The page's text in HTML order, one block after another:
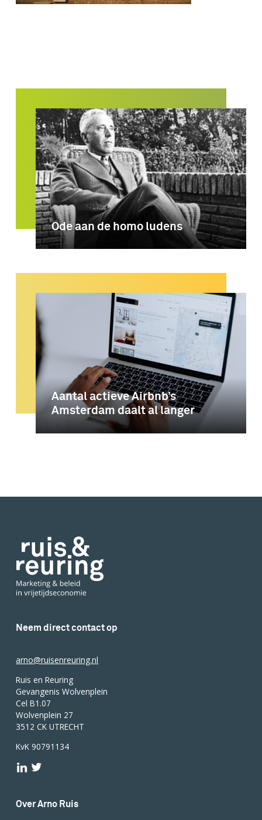
Ode aan de homo ludens
Aantal actieve Airbnb’s
Amsterdam daalt al langer
Neem direct contact op
arno@ruisenreuring.nl
Ruis en Reuring
Gevangenis Wolvenplein
Cel B1.07
Wolvenplein 27
3512 CK UTRECHT
KvK 90791134
Over Arno Ruis